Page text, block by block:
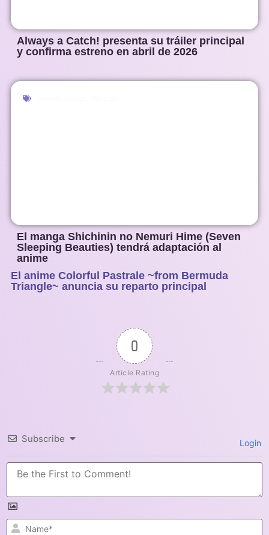
Always a Catch! presenta su tráiler principal
y confirma estreno en abril de 2026
El manga Shichinin no Nemuri Hime (Seven
Sleeping Beauties) tendrá adaptación al
anime
El anime Colorful Pastrale ~from Bermuda
Triangle~ anuncia su reparto principal
0
Article Rating
Subscribe Login